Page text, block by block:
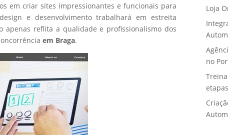
em criar sites impressionantes e funcionais para
e desenvolvimento trabalhará em estreita
apenas reflita a qualidade e profissionalismo dos
em Braga.
Loja
no